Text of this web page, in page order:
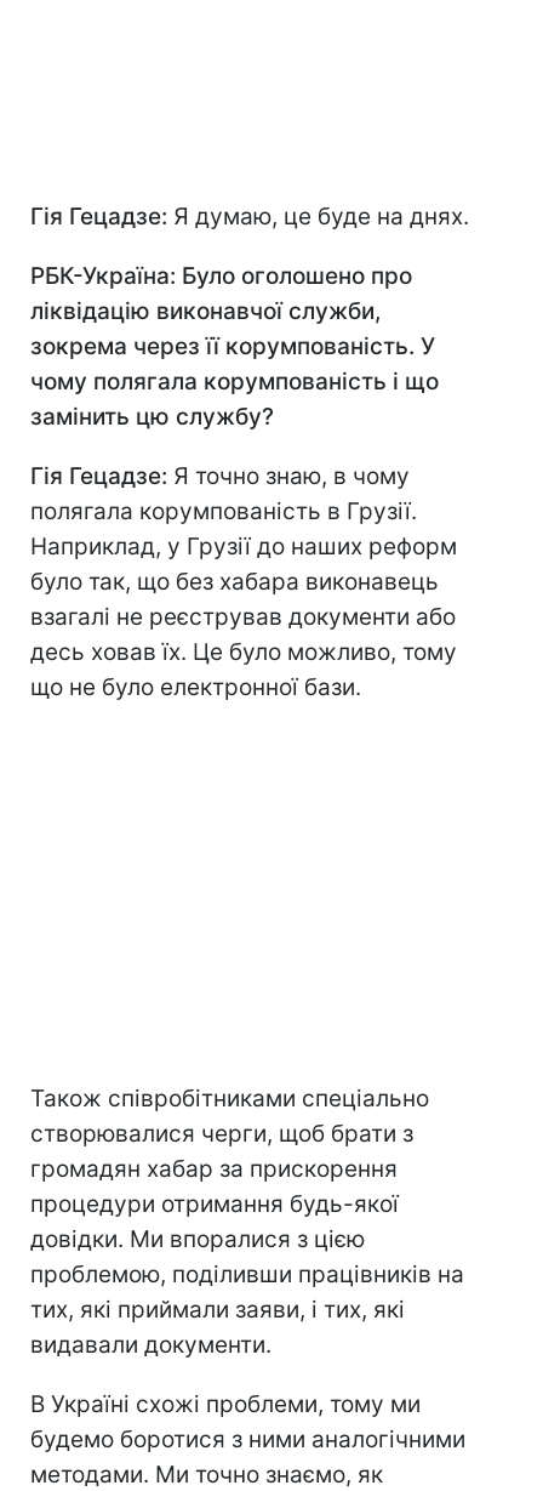
Гія Гецадзе: Я думаю, це буде на днях.
РБК-Україна: Було оголошено про
ліквідацію виконавчої служби,
зокрема через її корумпованість. У
чому полягала корумпованість і що
замінить цю службу?
Гія Гецадзе: Я точно знаю, в чому
полягала корумпованість в Грузії.
Наприклад, у Грузії до наших реформ
було так, що без хабара виконавець
взагалі не реєстрував документи або
десь ховав їх. Це було можливо, тому
що не було електронної бази.
Також співробітниками спеціально
створювалися черги, щоб брати з
громадян хабар за прискорення
процедури отримання будь-якої
довідки. Ми впоралися з цією
проблемою, поділивши працівників на
тих, які приймали заяви, і тих, які
видавали документи.
В Україні схожі проблеми, тому ми
будемо боротися з ними аналогічними
методами. Ми точно знаємо, як